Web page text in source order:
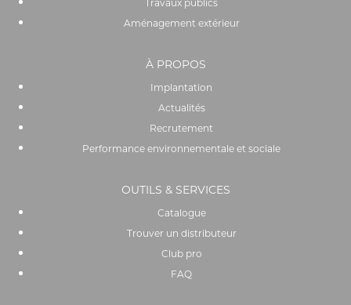
Travaux publics
Aménagement extérieur
À PROPOS
Implantation
Actualités
Recrutement
Performance environnementale et sociale
OUTILS & SERVICES
Catalogue
Trouver un distributeur
Club pro
FAQ